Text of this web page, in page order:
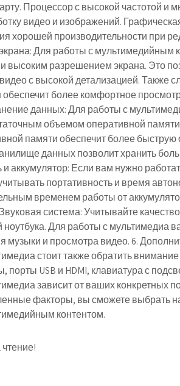
Процессор с высокой частотой и
видео и изображений.
хорошей производительности при
Для работы с мультимедийным
высоким разрешением экрана. Это
с высокой детализацией. Также
более комфортное
данных: Для работы с
объемом оперативной
памяти обеспечит более
данных позволит хранить
и аккумулятор: Если вам нужно
портативность и время
временем работы от
система: Учитывайте
ноутбука. Для работы с мультимедиа
музыки и просмотра видео. 6.
стоит также обратить
порты USB и HDMI, клавиатура с
зависит от ваших конкретных
факторы, вы сможете выбрать
контентом.